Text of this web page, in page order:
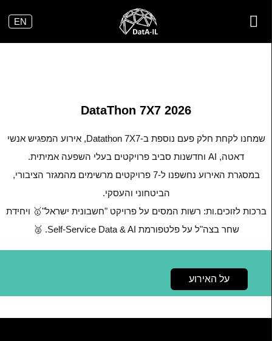
EN
DataThon 7X7 2026
שמחנו לקחת חלק פעם נוספת ב-Datathon 7X7, אירוע המפגיש אנשי
דאטה, AI וחדשנות סביב פרויקטים בעלי השפעה אמיתית.
במסגרת האירוע נחשפנו ל-7 פרויקטים מרשימים מהמגזר הציבורי,
הביטחוני והעסקי.
ברכות לזוכים.ות: רשות המסים על פרויקט "חשבונית ישראל"🥇 ויחידת
שחר בצה"ל על פלטפורמת Self-Service Data & AI. 🥈
על האירוע